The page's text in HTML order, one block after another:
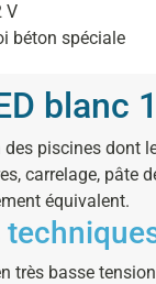
V
béton spéciale
blanc
des piscines dont
carrelage, pâte
équivalent.
très basse